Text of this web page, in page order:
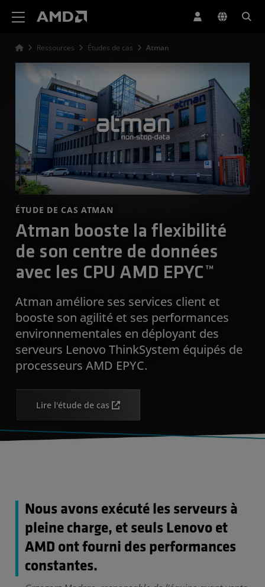
Ressources Études de cas Atman
ÉTUDE DE CAS ATMAN
Atman booste la flexibilité
de son centre de données
avec les CPU AMD EPYC™
Atman améliore ses services client et
booste son agilité et ses performances
environnementales en déployant des
serveurs Lenovo ThinkSystem équipés de
processeurs AMD EPYC.
Lire l'étude de cas
Nous avons exécuté les serveurs à
pleine charge, et seuls Lenovo et
AMD ont fourni des performances
constantes.